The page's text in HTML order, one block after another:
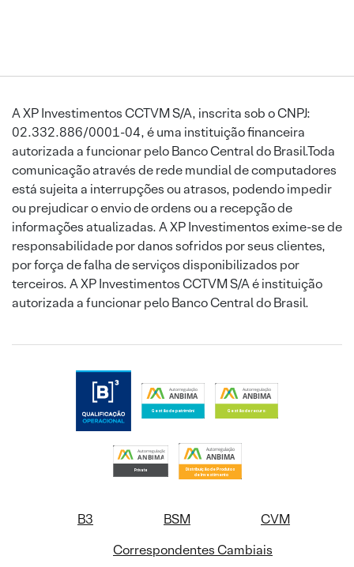
A XP Investimentos CCTVM S/A, inscrita sob o CNPJ:
02.332.886/0001-04, é uma instituição financeira
autorizada a funcionar pelo Banco Central do Brasil.Toda
comunicação através de rede mundial de computadores
está sujeita a interrupções ou atrasos, podendo impedir
ou prejudicar o envio de ordens ou a recepção de
informações atualizadas. A XP Investimentos exime-se de
responsabilidade por danos sofridos por seus clientes,
por força de falha de serviços disponibilizados por
terceiros. A XP Investimentos CCTVM S/A é instituição
autorizada a funcionar pelo Banco Central do Brasil.
B3 BSM
CVM
Correspondentes Cambiais